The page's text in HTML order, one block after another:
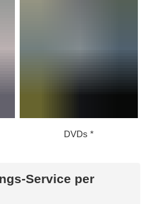
DVDs
Service per